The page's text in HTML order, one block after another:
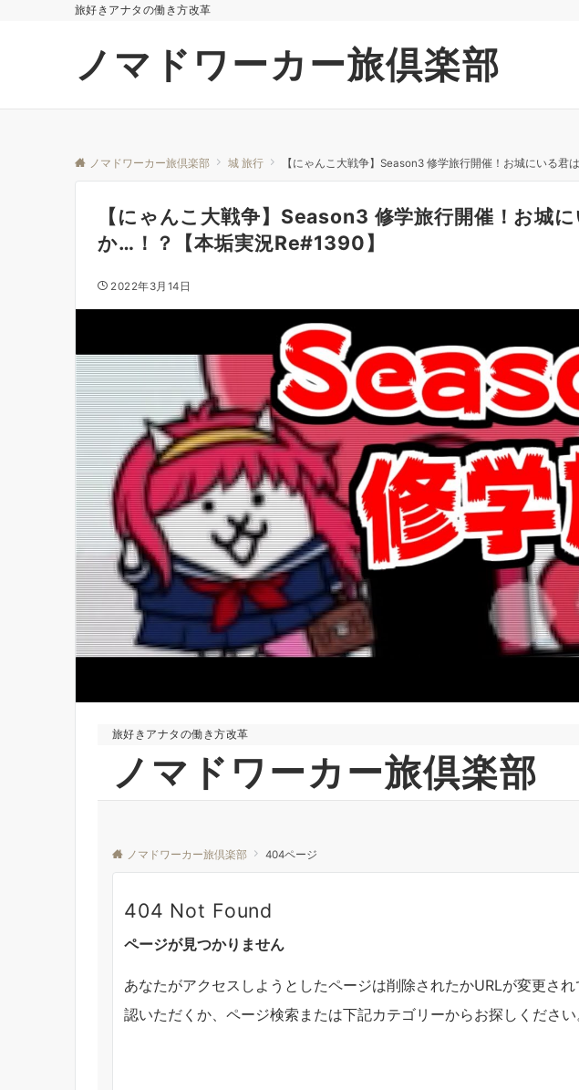
旅好きアナタの働き方改革
ノマドワーカー旅倶楽部
ノマドワーカー旅倶楽部 城 旅行 【にゃんこ大戦争】Season3 修学旅行開催！お城にいる君
【にゃんこ大戦争】Season3 修学旅行開催！お城
か…！？【本垢実況Re#1390】
2022年3月14日